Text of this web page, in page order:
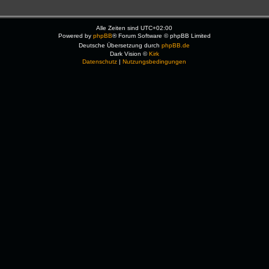
Alle Zeiten sindUTC+02:00
Powered by phpBB® Forum Software © phpBB Limited
Deutsche Übersetzung durchphpBB.de
Dark Vision ©Kirk
Datenschutz |Nutzungsbedingungen